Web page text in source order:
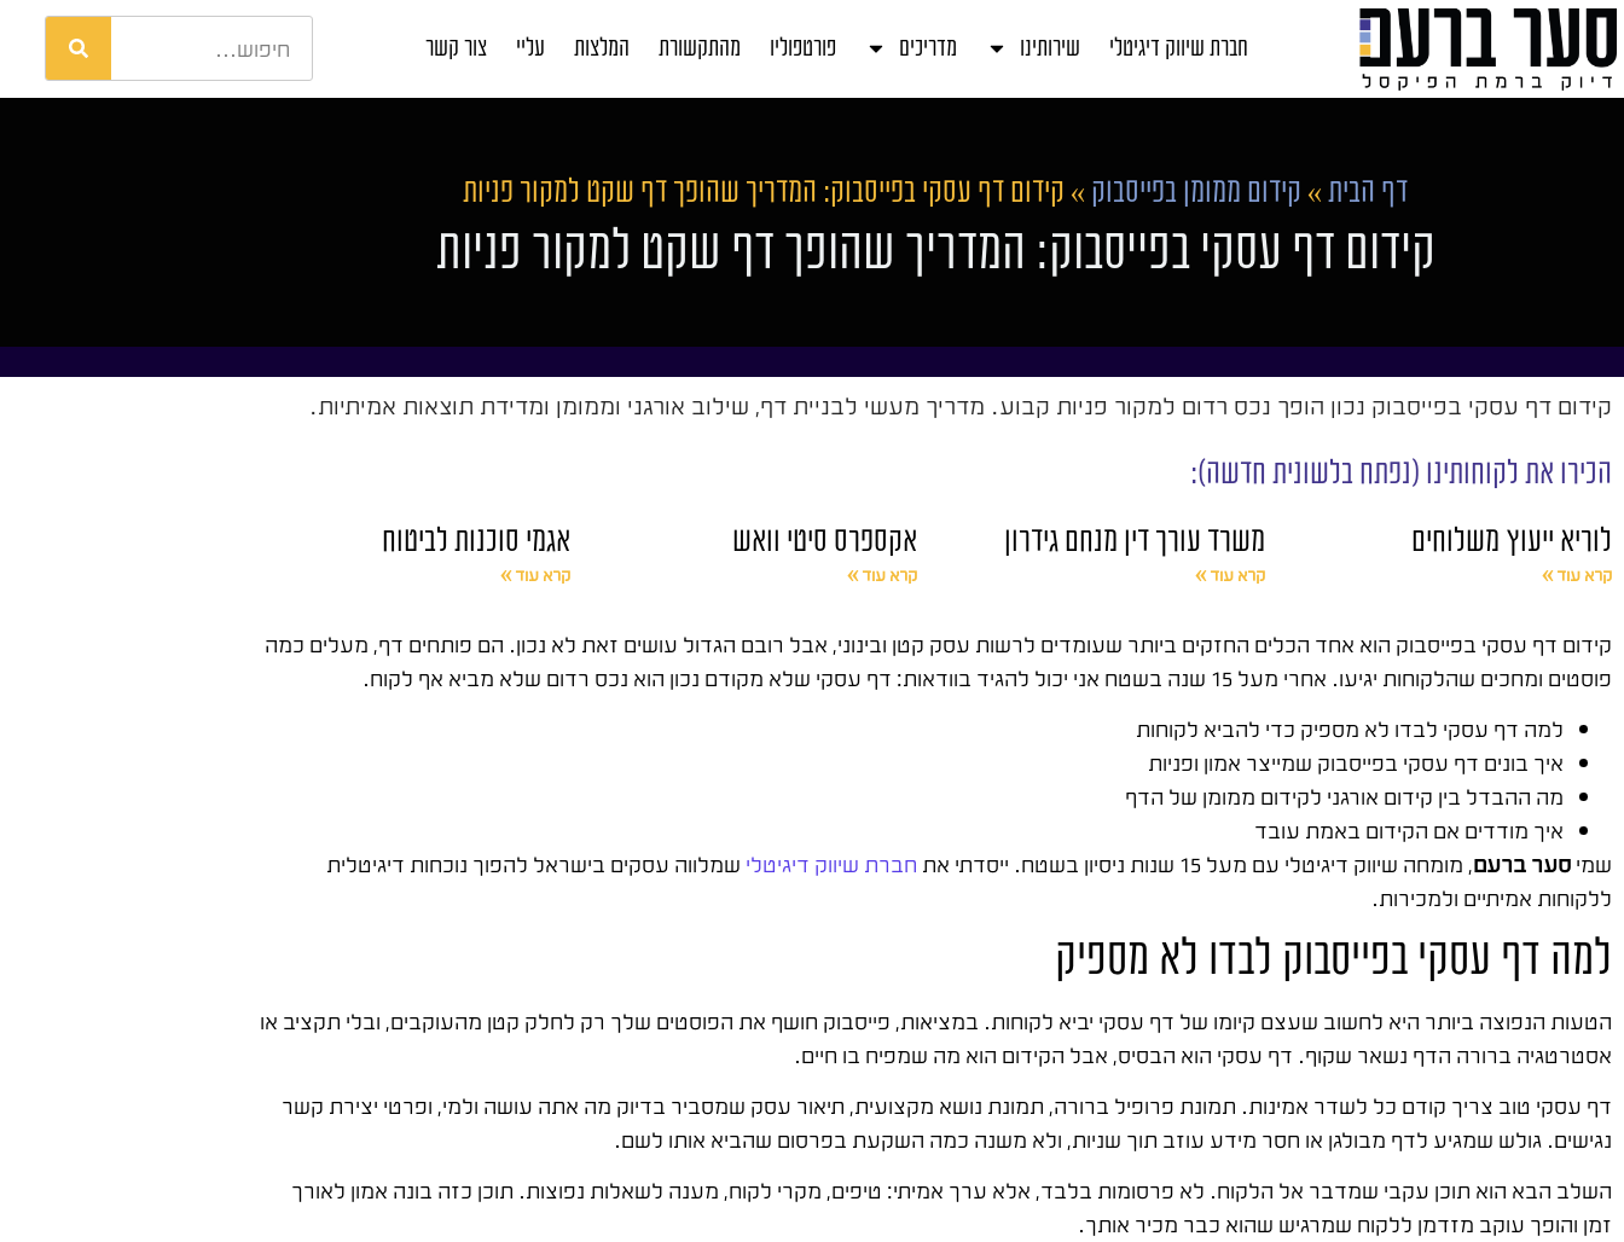
חברת שיווק דיגיטלי שירותינו מדריכים פורטפוליו מהתקשורת המלצות עליי צור קשר
דף הבית » קידום ממומן בפייסבוק » קידום דף עסקי בפייסבוק: המדריך שהופך דף שקט למקור פניות
קידום דף עסקי בפייסבוק: המדריך שהופך דף שקט למקור פניות
קידום דף עסקי בפייסבוק נכון הופך נכס רדום למקור פניות קבוע. מדריך מעשי לבניית דף, שילוב אורגני וממומן ומדידת תוצאות אמיתיות.
הכירו את לקוחותינו (נפתח בלשונית חדשה):
לוריא ייעוץ משלוחים
קרא עוד »
משרד עורך דין מנחם גידרון
קרא עוד »
אקספרס סיטי וואש
קרא עוד »
אגמי סוכנות לביטוח
קרא עוד »
קידום דף עסקי בפייסבוק הוא אחד הכלים החזקים ביותר שעומדים לרשות עסק קטן ובינוני, אבל רובם הגדול עושים זאת לא נכון. הם פותחים דף, מעלים כמה
פוסטים ומחכים שהלקוחות יגיעו. אחרי מעל 15 שנה בשטח אני יכול להגיד בוודאות: דף עסקי שלא מקודם נכון הוא נכס רדום שלא מביא אף לקוח.
למה דף עסקי לבדו לא מספיק כדי להביא לקוחות
איך בונים דף עסקי בפייסבוק שמייצר אמון ופניות
מה ההבדל בין קידום אורגני לקידום ממומן של הדף
איך מודדים אם הקידום באמת עובד
שמיסער ברעם, מומחה שיווק דיגיטלי עם מעל 15 שנות ניסיון בשטח. ייסדתי את חברת שיווק דיגיטלי שמלווה עסקים בישראל להפוך נוכחות דיגיטלית
ללקוחות אמיתיים ולמכירות.
למה דף עסקי בפייסבוק לבדו לא מספיק
הטעות הנפוצה ביותר היא לחשוב שעצם קיומו של דף עסקי יביא לקוחות. במציאות, פייסבוק חושף את הפוסטים שלך רק לחלק קטן מהעוקבים, ובלי תקציב או
אסטרטגיה ברורה הדף נשאר שקוף. דף עסקי הוא הבסיס, אבל הקידום הוא מה שמפיח בו חיים.
דף עסקי טוב צריך קודם כל לשדר אמינות. תמונת פרופיל ברורה, תמונת נושא מקצועית, תיאור עסק שמסביר בדיוק מה אתה עושה ולמי, ופרטי יצירת קשר
נגישים. גולש שמגיע לדף מבולגן או חסר מידע עוזב תוך שניות, ולא משנה כמה השקעת בפרסום שהביא אותו לשם.
השלב הבא הוא תוכן עקבי שמדבר אל הלקוח. לא פרסומות בלבד, אלא ערך אמיתי: טיפים, מקרי לקוח, מענה לשאלות נפוצות. תוכן כזה בונה אמון לאורך
זמן והופך עוקב מזדמן ללקוח שמרגיש שהוא כבר מכיר אותך.